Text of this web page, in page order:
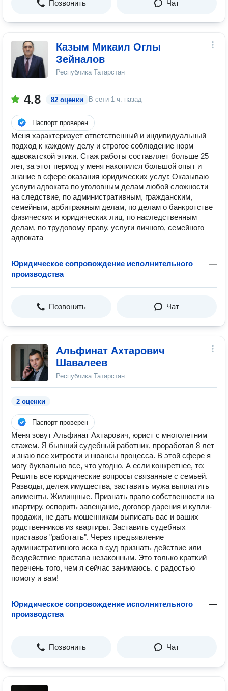
Позвонить Чат
Казым Микаил Оглы
Зейналов
Республика Татарстан
4.8 82 оценки В сети 1 ч. назад
Паспорт проверен
Меня характеризует ответственный и индивидуальный
подход к каждому делу и строгое соблюдение норм
адвокатской этики. Стаж работы составляет больше 25
лет, за этот период у меня накопился большой опыт и
знание в сфере оказания юридических услуг. Оказываю
услуги адвоката по уголовным делам любой сложности
на следствие, по административным, гражданским,
семейным, арбитражным делам, по делам о банкротстве
физических и юридических лиц, по наследственным
делам, по трудовому праву, услуги личного, семейного
адвоката
Юридическое сопровождение исполнительного
производства
—
Позвонить Чат
Альфинат Ахтарович
Шавалеев
Республика Татарстан
2 оценки
Паспорт проверен
Меня зовут Альфинат Ахтарович, юрист с многолетним
стажем. Я бывший судебный работник, проработал 8 лет
и знаю все хитрости и нюансы процесса. В этой сфере я
могу буквально все, что угодно. А если конкретнее, то:
Решить все юридические вопросы связанные с семьей.
Разводы, дележ имущества, заставить мужа выплатить
алименты. Жилищные. Признать право собственности на
квартиру, оспорить завещание, договор дарения и купли-
продажи, не дать мошенникам выписать вас и ваших
родственников из квартиры. Заставить судебных
приставов "работать". Через предъявление
административного иска в суд признать действие или
бездействие пристава незаконным. Это только краткий
перечень того, чем я сейчас занимаюсь. с радостью
помогу и вам!
Юридическое сопровождение исполнительного
производства
—
Позвонить Чат